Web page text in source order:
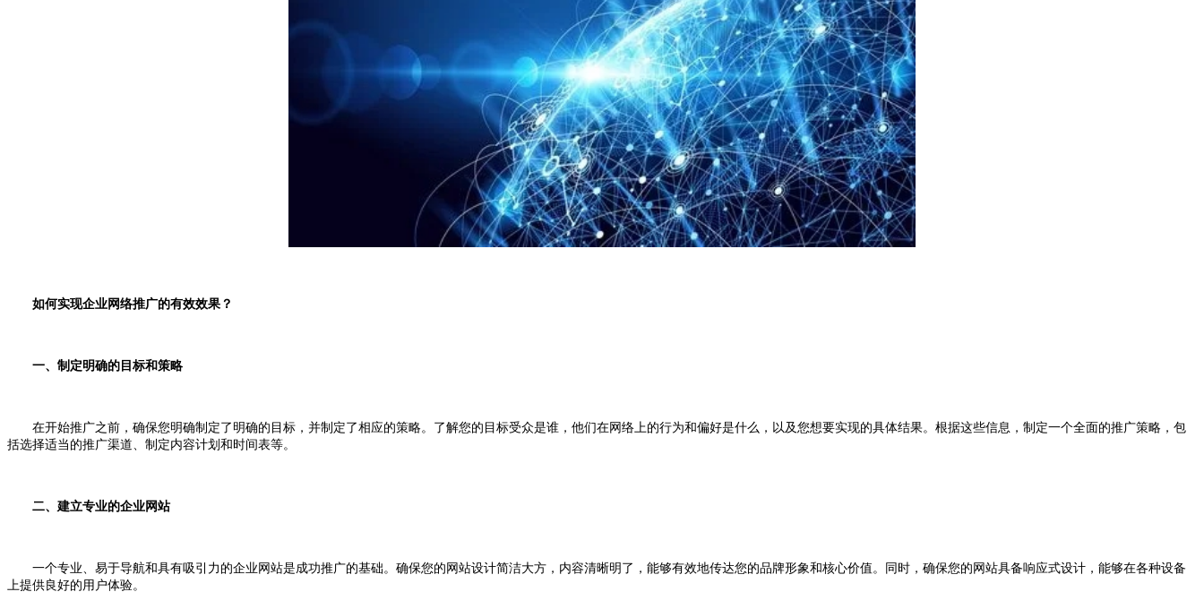
如何实现企业网络推广的有效效果？
一、制定明确的目标和策略
在开始推广之前，确保您明确制定了明确的目标，并制定了相应的策略。了解您的目标受众是谁，他们在网络上的行为和偏好是什么，以及您想要实现的具体结果。根据这些信息，制定一个全面的推广策略，包
括选择适当的推广渠道、制定内容计划和时间表等。
二、建立专业的企业网站
一个专业、易于导航和具有吸引力的企业网站是成功推广的基础。确保您的网站设计简洁大方，内容清晰明了，能够有效地传达您的品牌形象和核心价值。同时，确保您的网站具备响应式设计，能够在各种设备
上提供良好的用户体验。